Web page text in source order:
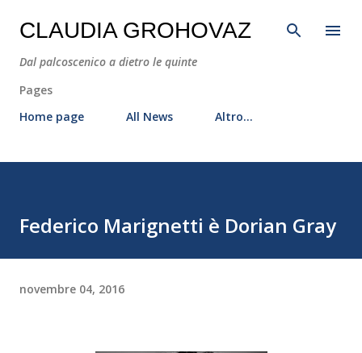
Passa ai contenuti principali
CLAUDIA GROHOVAZ
Dal palcoscenico a dietro le quinte
Pages
Home page
All News Altro…
Federico Marignetti è Dorian Gray
novembre 04, 2016